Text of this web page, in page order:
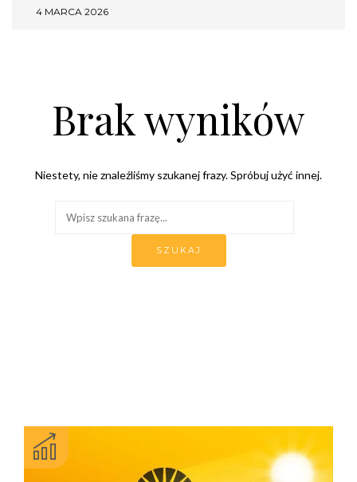
4 MARCA 2026
Brak wyników
Niestety, nie znaleźliśmy szukanej frazy. Spróbuj użyć innej.